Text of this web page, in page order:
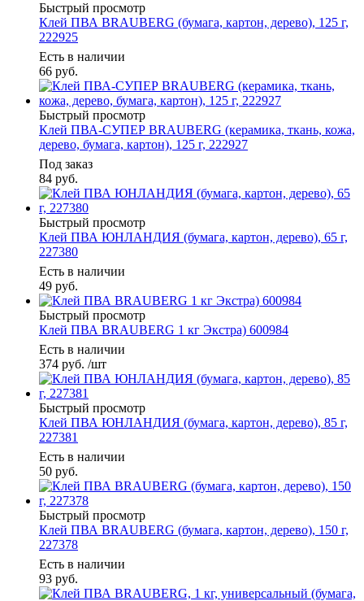
Быстрый просмотр
Клей ПВА BRAUBERG (бумага, картон, дерево), 125 г,
222925
Есть в наличии
66 руб.
Быстрый просмотр
Клей ПВА-СУПЕР BRAUBERG (керамика, ткань, кожа,
дерево, бумага, картон), 125 г, 222927
Под заказ
84 руб.
Быстрый просмотр
Клей ПВА ЮНЛАНДИЯ (бумага, картон, дерево), 65 г,
227380
Есть в наличии
49 руб.
Быстрый просмотр
Клей ПВА BRAUBERG 1 кг Экстра) 600984
Есть в наличии
374 руб. /шт
Быстрый просмотр
Клей ПВА ЮНЛАНДИЯ (бумага, картон, дерево), 85 г,
227381
Есть в наличии
50 руб.
Быстрый просмотр
Клей ПВА BRAUBERG (бумага, картон, дерево), 150 г,
227378
Есть в наличии
93 руб.